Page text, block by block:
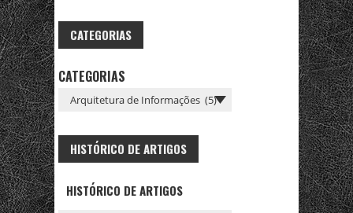
CATEGORIAS
CATEGORIAS
HISTÓRICO DE ARTIGOS
HISTÓRICO DE ARTIGOS